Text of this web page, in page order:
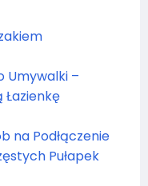
Umywalki –
Łazienkę
na Podłączenie
Pułapek